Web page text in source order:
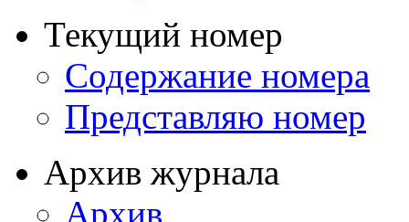
Текущий номер
Содержание номера
Представляю номер
Архив журнала
Архив